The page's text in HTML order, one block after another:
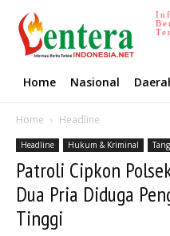
Home Nasional
Home Headline
Headline Hukum & Kriminal
Patroli Cipkon
Dua Pria Diduga
Tinggi